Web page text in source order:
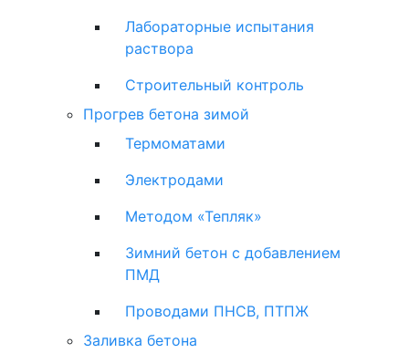
Лабораторные испытания
раствора
Строительный контроль
Прогрев бетона зимой
Термоматами
Электродами
Методом «Тепляк»
Зимний бетон с добавлением
ПМД
Проводами ПНСВ, ПТПЖ
Заливка бетона